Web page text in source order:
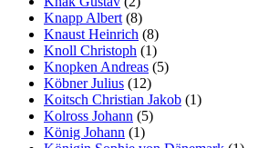
Knapp Albert (8)
Knaust Heinrich (8)
Knoll Christoph (1)
Knopken Andreas (5)
Köbner Julius (12)
Koitsch Christian Jakob (1)
Kolross Johann (5)
König Johann (1)